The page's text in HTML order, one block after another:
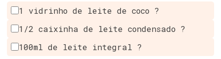
1 vidrinho de leite de coco ?
1/2 caixinha de leite condensado ?
100ml de leite integral ?